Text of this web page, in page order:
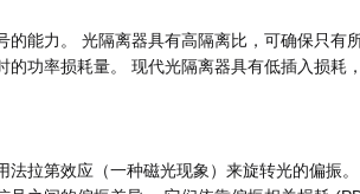
能力。 光隔离器具有高隔离比，可确保只有
功率损耗量。 现代光隔离器具有低插入损耗
拉第效应（一种磁光现象）来旋转光的偏